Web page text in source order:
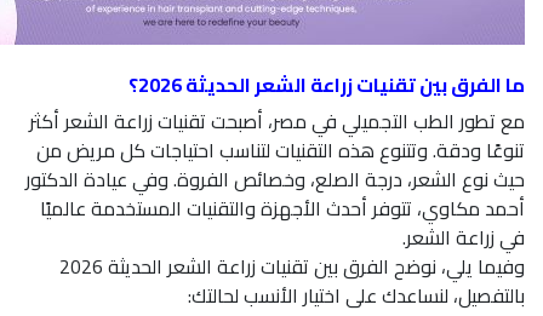
ما الفرق بين تقنيات زراعة الشعر الحديثة 2026؟
مع تطور الطب التجميلي في مصر، أصبحت تقنيات زراعة الشعر أكثر
تنوعًا ودقة. وتتنوع هذه التقنيات لتناسب احتياجات كل مريض من
حيث نوع الشعر، درجة الصلع، وخصائص الفروة. وفي عيادة الدكتور
أحمد مكاوي، تتوفر أحدث الأجهزة والتقنيات المستخدمة عالميًا
في زراعة الشعر.
وفيما يلي، نوضح الفرق بين تقنيات زراعة الشعر الحديثة 2026
بالتفصيل، لنساعدك على اختيار الأنسب لحالتك: